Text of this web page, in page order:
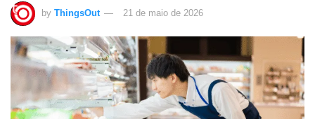
by ThingsOut 21 de maio de 2026